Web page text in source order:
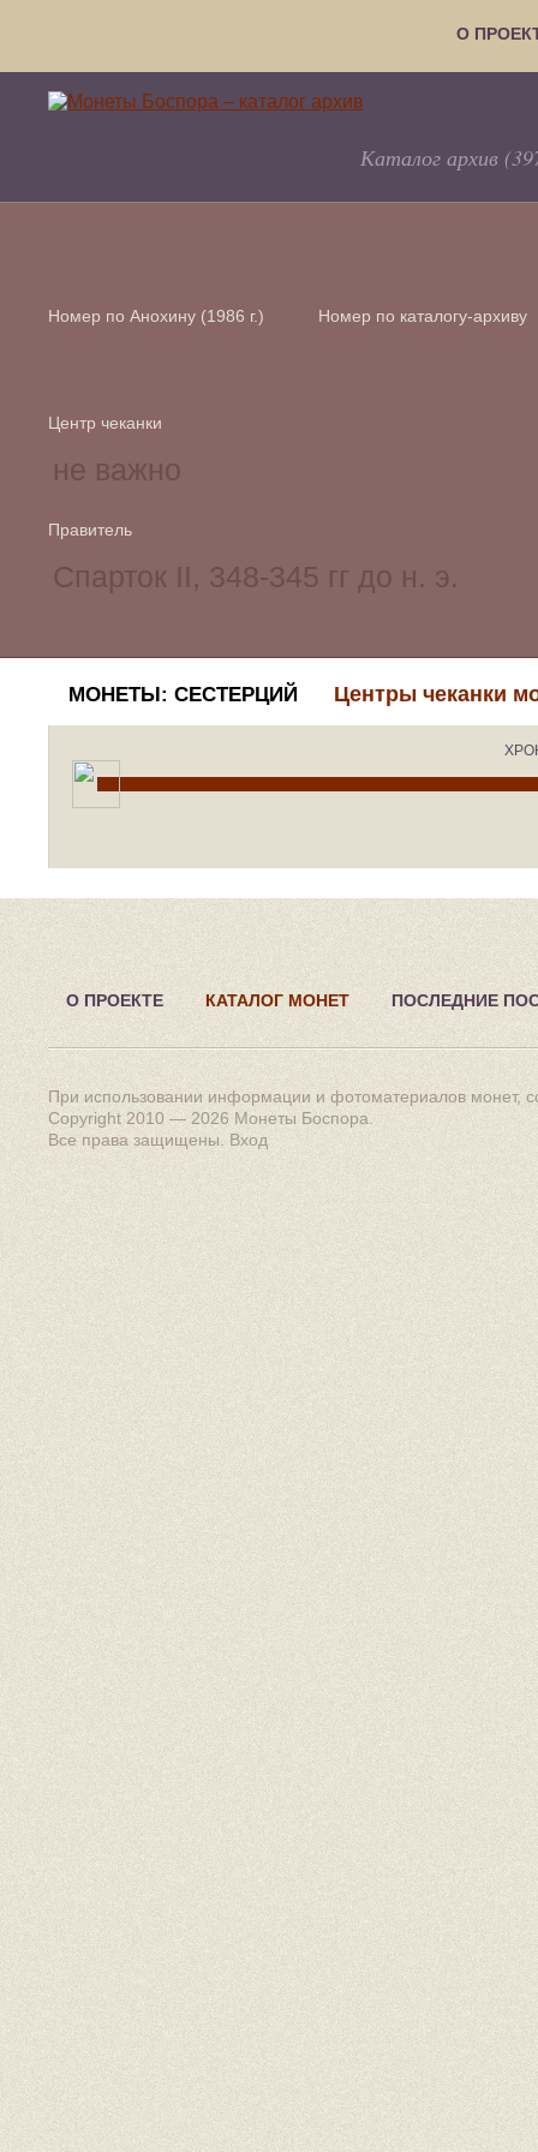
О
Каталог архив
Номер по Анохину (1986 г.) Номер по каталогу-архиву
Центр чеканки
Правитель
МОНЕТЫ: СЕСТЕРЦИЙ Центры чеканки
О ПРОЕКТЕ КАТАЛОГ МОНЕТ ПОСЛЕДНИЕ
При использовании информации и фотоматериалов монет,
Copyright 2010 — 2026 Монеты Боспора
Все права защищены. Вход